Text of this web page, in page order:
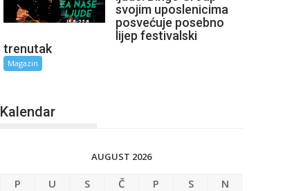
svojim uposlenicima
posvećuje posebno
lijep festivalski
trenutak
Magazin
Kalendar
AUGUST 2026
P U S Č P S
N